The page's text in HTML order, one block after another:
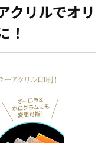
クリルでオリ
！